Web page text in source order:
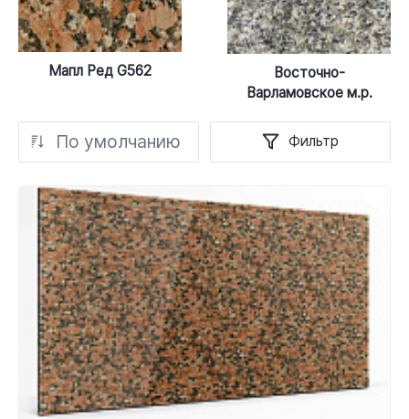
Мапл Ред G562
Восточно-
Варламовское м.р.
По умолчанию Фильтр